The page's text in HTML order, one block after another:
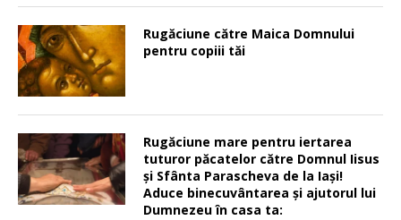
Rugăciune către Maica Domnului
pentru copiii tăi
Rugăciune mare pentru iertarea
tuturor păcatelor către Domnul Iisus
şi Sfânta Parascheva de la Iaşi!
Aduce binecuvântarea şi ajutorul lui
Dumnezeu în casa ta: